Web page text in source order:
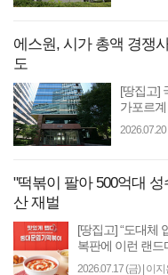
에스원, 시가 총액 경쟁
도
[땅집고]
가포르
왜곡된
2026.07.20
"떡볶이 팔아 500억대
산 재벌
[땅집고] “도대체
복판에 이런 랜드
‘엽떡’이라는 애
2026.07.17 (금)| 이지